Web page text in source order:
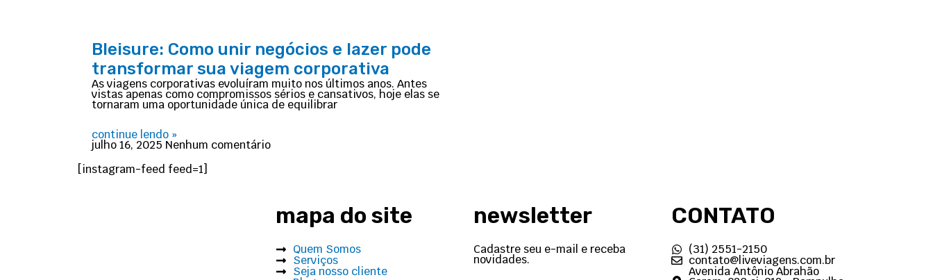
Bleisure: Como unir negócios e lazer pode
transformar sua viagem corporativa
As viagens corporativas evoluíram muito nos últimos anos. Antes
vistas apenas como compromissos sérios e cansativos, hoje elas se
tornaram uma oportunidade única de equilibrar
continue lendo »
julho 16, 2025 Nenhum comentário
[instagram-feed feed=1]
mapa do site
Quem Somos
Serviços
Seja nosso cliente
newsletter
Cadastre seu e-mail e receba
novidades.
CONTATO
(31) 2551-2150
contato@liveviagens.com.br
Avenida Antônio Abrahão